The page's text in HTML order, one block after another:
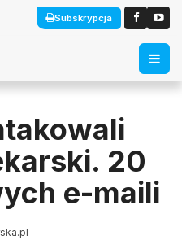
Subskrypcja
20
e-maili